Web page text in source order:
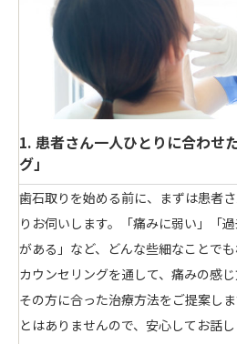
1. 患者さん一人ひとりに合わせ
グ」
歯石取りを始める前に、まずは患者
りお伺いします。「痛みに弱い」「
がある」など、どんな些細なことでも
カウンセリングを通して、痛みの感
その方に合った治療方法をご提案し
とはありませんので、安心してお話し